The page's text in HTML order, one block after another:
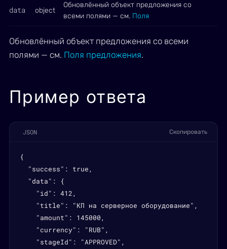
data object
Обновлённый объект предложения со
всеми полями — см. Поля
Обновлённый объект предложения со всеми
полями — см. Поля предложения.
Пример ответа
JSON Скопировать
{
  "success": true,
  "data": {
    "id": 412,
    "title": "КП на серверное оборудование",
    "amount": 145000,
    "currency": "RUB",
    "stageId": "APPROVED",